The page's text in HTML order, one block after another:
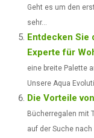
Geht es um den
sehr...
Entdecken Sie
Experte für
eine breite Palette
Unsere Aqua
Die Vorteile
Bücherregalen mit
auf der Suche